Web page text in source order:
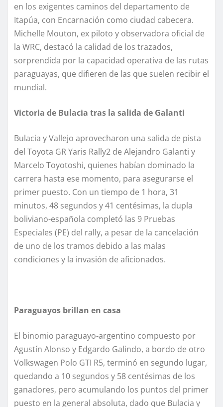
en los exigentes caminos del departamento de
Itapúa, con Encarnación como ciudad cabecera.
Michelle Mouton, ex piloto y observadora oficial de
la WRC, destacó la calidad de los trazados,
sorprendida por la capacidad operativa de las rutas
paraguayas, que difieren de las que suelen recibir el
mundial.
Victoria de Bulacia tras la salida de Galanti
Bulacia y Vallejo aprovecharon una salida de pista
del Toyota GR Yaris Rally2 de Alejandro Galanti y
Marcelo Toyotoshi, quienes habían dominado la
carrera hasta ese momento, para asegurarse el
primer puesto. Con un tiempo de 1 hora, 31
minutos, 48 segundos y 41 centésimas, la dupla
boliviano-española completó las 9 Pruebas
Especiales (PE) del rally, a pesar de la cancelación
de uno de los tramos debido a las malas
condiciones y la invasión de aficionados.
Paraguayos brillan en casa
El binomio paraguayo-argentino compuesto por
Agustín Alonso y Edgardo Galindo, a bordo de otro
Volkswagen Polo GTI R5, terminó en segundo lugar,
quedando a 10 segundos y 58 centésimas de los
ganadores, pero acumulando los puntos del primer
puesto en la general absoluta, dado que Bulacia y